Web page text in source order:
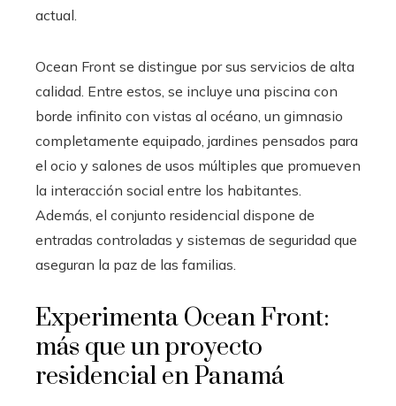
actual.
Ocean Front se distingue por sus servicios de alta
calidad. Entre estos, se incluye una piscina con
borde infinito con vistas al océano, un gimnasio
completamente equipado, jardines pensados para
el ocio y salones de usos múltiples que promueven
la interacción social entre los habitantes.
Además, el conjunto residencial dispone de
entradas controladas y sistemas de seguridad que
aseguran la paz de las familias.
Experimenta Ocean Front:
más que un proyecto
residencial en Panamá